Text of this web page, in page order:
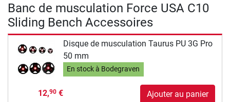
Banc de musculation Force USA C10
Sliding Bench Accessoires
Disque de musculation Taurus PU 3G Pro
50 mm
En stock à Bodegraven
12,90€ Ajouter au panier